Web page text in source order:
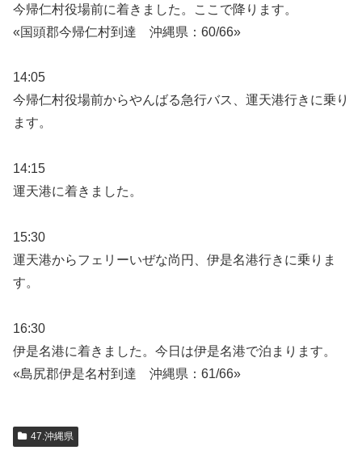
今帰仁村役場前に着きました。ここで降ります。
«国頭郡今帰仁村到達 沖縄県：60/66»
14:05
今帰仁村役場前からやんばる急行バス、運天港行きに乗り
ます。
14:15
運天港に着きました。
15:30
運天港からフェリーいぜな尚円、伊是名港行きに乗りま
す。
16:30
伊是名港に着きました。今日は伊是名港で泊まります。
«島尻郡伊是名村到達 沖縄県：61/66»
47.沖縄県